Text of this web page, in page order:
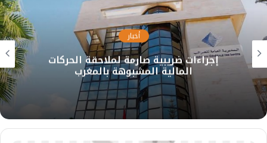
أخبار
إجراءات ضريبية صارمة لملاحقة الحركات
المالية المشبوهة بالمغرب